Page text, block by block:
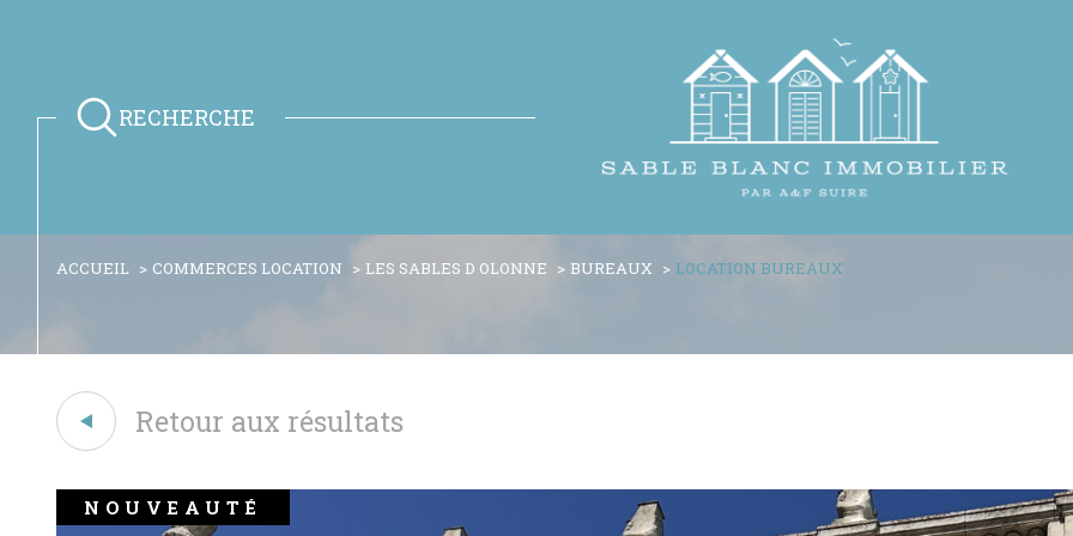
RECHERCHE
ACCUEIL COMMERCES LOCATION LES SABLES D OLONNE BUREAUX LOCATION BUREAUX
Retour aux résultats
NOUVEAUTÉ